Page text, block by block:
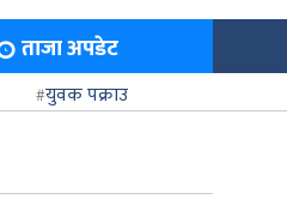
ताजा अपडेट
युवक पक्राउ